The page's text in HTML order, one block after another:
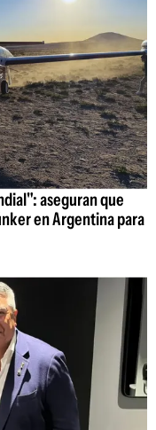
aseguran que
en Argentina para